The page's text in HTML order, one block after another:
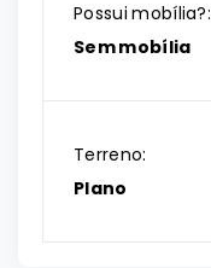
Possui mobília?:
Sem mobília
Terreno:
Plano